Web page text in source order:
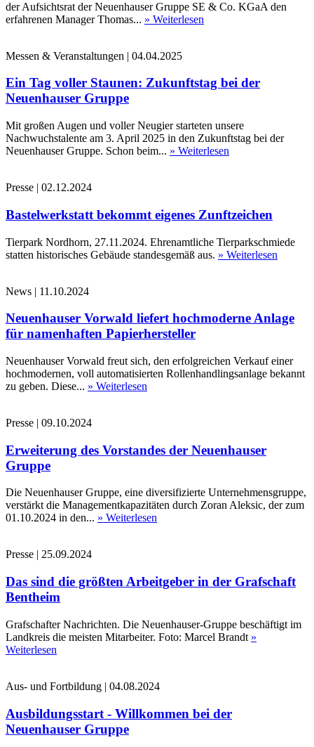
der Aufsichtsrat der Neuenhauser Gruppe SE & Co. KGaA den
erfahrenen Manager Thomas... » Weiterlesen
Messen & Veranstaltungen | 04.04.2025
Ein Tag voller Staunen: Zukunftstag bei der
Neuenhauser Gruppe
Mit großen Augen und voller Neugier starteten unsere
Nachwuchstalente am 3. April 2025 in den Zukunftstag bei der
Neuenhauser Gruppe. Schon beim... » Weiterlesen
Presse | 02.12.2024
Bastelwerkstatt bekommt eigenes Zunftzeichen
Tierpark Nordhorn, 27.11.2024. Ehrenamtliche Tierparkschmiede
statten historisches Gebäude standesgemäß aus. » Weiterlesen
News | 11.10.2024
Neuenhauser Vorwald liefert hochmoderne Anlage
für namenhaften Papierhersteller
Neuenhauser Vorwald freut sich, den erfolgreichen Verkauf einer
hochmodernen, voll automatisierten Rollenhandlingsanlage bekannt
zu geben. Diese... » Weiterlesen
Presse | 09.10.2024
Erweiterung des Vorstandes der Neuenhauser
Gruppe
Die Neuenhauser Gruppe, eine diversifizierte Unternehmensgruppe,
verstärkt die Managementkapazitäten durch Zoran Aleksic, der zum
01.10.2024 in den... » Weiterlesen
Presse | 25.09.2024
Das sind die größten Arbeitgeber in der Grafschaft
Bentheim
Grafschafter Nachrichten. Die Neuenhauser-Gruppe beschäftigt im
Landkreis die meisten Mitarbeiter. Foto: Marcel Brandt »
Weiterlesen
Aus- und Fortbildung | 04.08.2024
Ausbildungsstart - Willkommen bei der
Neuenhauser Gruppe